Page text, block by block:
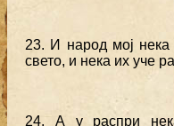
23. И народ мој нека
свето, и нека их уче
24. А у распри